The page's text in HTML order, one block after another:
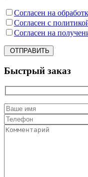
Согласен на
Согласен с
Согласен на
ОТПРАВИТЬ
Быстрый заказ